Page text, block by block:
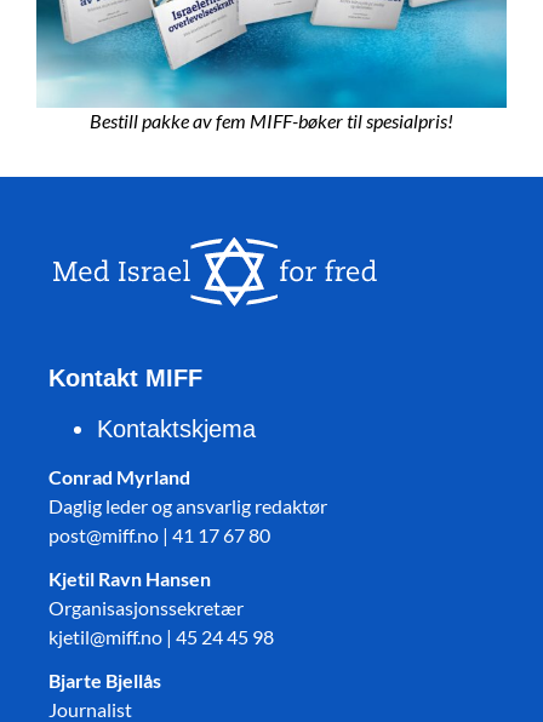
Bestill pakke av fem MIFF-bøker til spesialpris!
Kontakt MIFF
Kontaktskjema
Conrad Myrland
Daglig leder og ansvarlig redaktør
post@miff.no | 41 17 67 80
Kjetil Ravn Hansen
Organisasjonssekretær
kjetil@miff.no | 45 24 45 98
Bjarte Bjellås
Journalist